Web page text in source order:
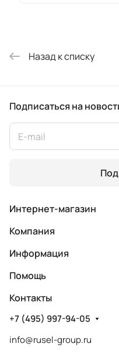
Назад к списку
Подписаться на
Интернет-магазин
Компания
Информация
Помощь
Контакты
+7 (495) 997-94-05
info@rusel-group.ru